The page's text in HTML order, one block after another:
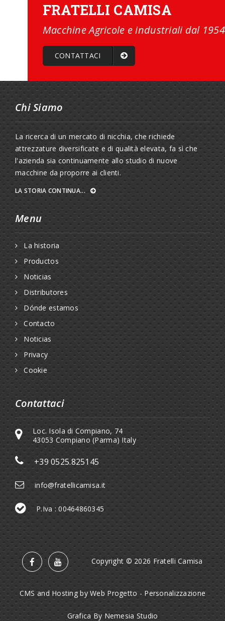
FRATELLI CAMISA
Macchine Agricole e industriali dal 1954
CONTATTACI
Chi Siamo
La ricerca di un mercato di nicchia, che richiede
attrezzature diversificate e di qualità elevata, fa sì che
l'azienda sia continuamente allo studio di nuove
macchine da proporre ai clienti.
LA STORIA CONTINUA...
Menu
La historia
Productos
Noticias
Distributores
Dónde estamos
Contacto
Noticias
Privacy
Cookie
Contattaci
Loc. Isola di Compiano, 74
43053 Compiano (Parma) Italy
+39 0525.825145
info@fratellicamisa.it
P.Iva : 00464860345
Copyright © 2026 Fratelli Camisa
CMS and Hosting by Web Progetto- Personalizzazione
Grafica By Nemesia Studio